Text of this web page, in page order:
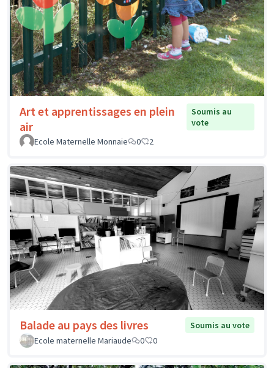
Art et apprentissages en plein
air
Soumis au
vote
Ecole Maternelle Monnaie
0 2
Balade au pays des livres
Soumis au vote
Ecole maternelle Mariaude
0 0